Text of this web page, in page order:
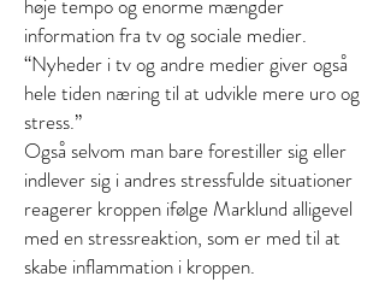
information fra tv og sociale medier.
“Nyheder i tv og andre medier giver også
hele tiden næring til at udvikle mere uro og
stress.”
Også selvom man bare forestiller sig eller
indlever sig i andres stressfulde situationer
reagerer kroppen ifølge Marklund alligevel
med en stressreaktion, som er med til at
skabe inflammation i kroppen.